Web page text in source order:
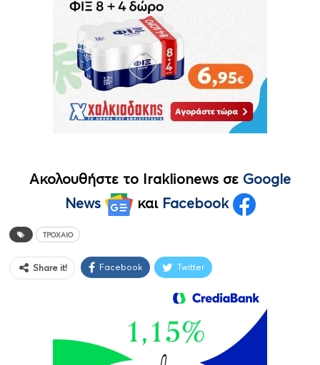
Ακολουθήστε το Iraklionews σε Google
News
και Facebook
ΤΡΟΧΑΊΟ
Share it! Facebook Twitter